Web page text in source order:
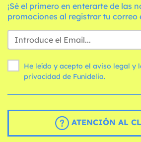
¡Sé el primero en enterarte de las
promociones al registrar tu correo
He leído y acepto el aviso legal y
privacidad de Funidelia.
ATENCIÓN AL